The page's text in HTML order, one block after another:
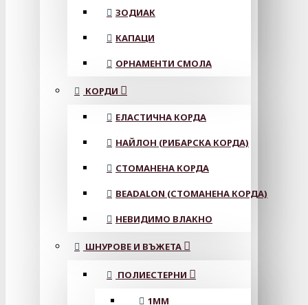
ЗОДИАК
КАПАЦИ
ОРНАМЕНТИ СМОЛА
КОРДИ
ЕЛАСТИЧНА КОРДА
НАЙЛОН (РИБАРСКА КОРДА)
СТОМАНЕНА КОРДА
BEADALON (СТОМАНЕНА КОРДА)
НЕВИДИМО ВЛАКНО
ШНУРОВЕ И ВЪЖЕТА
ПОЛИЕСТЕРНИ
1ММ